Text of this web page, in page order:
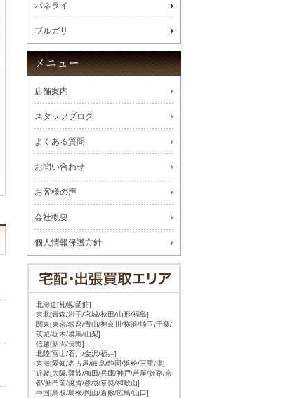
パネライ
ブルガリ
店舗案内
スタッフブログ
よくある質問
お問い合わせ
お客様の声
会社概要
個人情報保護方針
北海道[札幌/函館]
東北[青森/岩手/宮城/秋田/山形/福島]
関東[東京/銀座/青山/神奈川/横浜/埼玉/千葉/
茨城/栃木/群馬/山梨]
信越[新潟/長野]
北陸[富山/石川/金沢/福井]
東海[愛知/名古屋/岐阜/静岡/浜松/三重/津]
近畿[大阪/難波/梅田/兵庫/神戸/芦屋/姫路/京
都/新門前/滋賀/彦根/奈良/和歌山]
中国[鳥取/島根/岡山/倉敷/広島/山口]